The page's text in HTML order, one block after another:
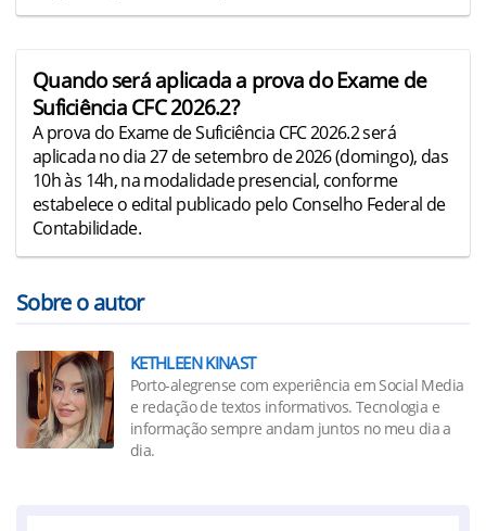
Quando será aplicada a prova do Exame de
Suficiência CFC 2026.2?
A prova do Exame de Suficiência CFC 2026.2 será
aplicada no dia 27 de setembro de 2026 (domingo), das
10h às 14h, na modalidade presencial, conforme
estabelece o edital publicado pelo Conselho Federal de
Contabilidade.
Sobre o autor
KETHLEEN KINAST
Porto-alegrense com experiência em Social Media
e redação de textos informativos. Tecnologia e
informação sempre andam juntos no meu dia a
dia.